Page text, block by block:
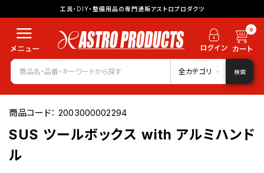
工具・DIY・整備用品の専門通販アストロプロダクツ
0
全カテゴリ 検索
商品コード：2003000002294
SUS ツールボックス with アルミハンド
ル